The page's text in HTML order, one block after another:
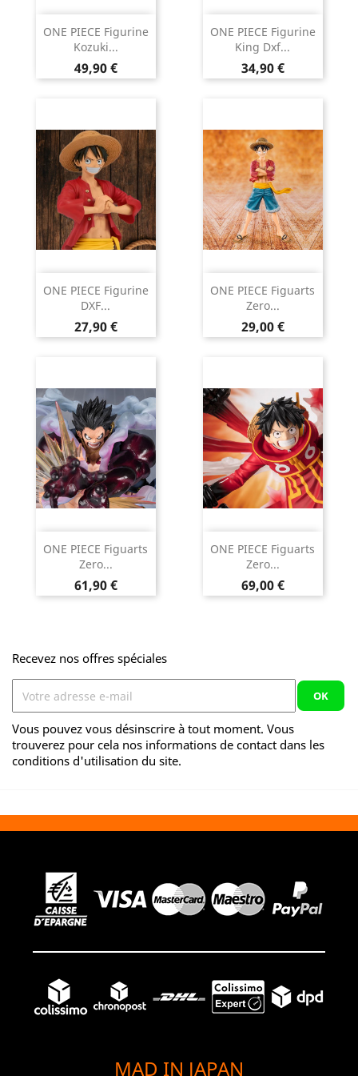
ONE PIECE Figurine
Kozuki...
Prix
49,90 €
ONE PIECE Figurine
King Dxf...
Prix
34,90 €
ONE PIECE Figurine
DXF...
Prix
27,90 €
ONE PIECE Figuarts
Zero...
Prix
29,00 €
ONE PIECE Figuarts
Zero...
Prix
61,90 €
ONE PIECE Figuarts
Zero...
Prix
69,00 €
Recevez nos offres spéciales
Vous pouvez vous désinscrire à tout moment. Vous
trouverez pour cela nos informations de contact dans les
conditions d'utilisation du site.
MAD IN JAPAN